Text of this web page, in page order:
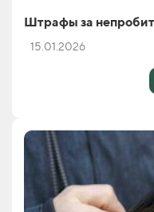
Штрафы за
15.01.2026